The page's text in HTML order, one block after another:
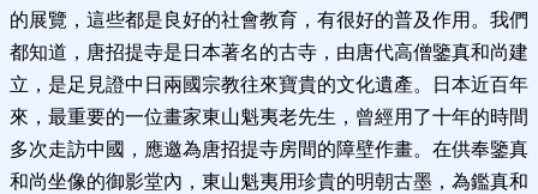
的展覽，這些都是良好的社會教育，有很好的普及作用。我們
都知道，唐招提寺是日本著名的古寺，由唐代高僧鑒真和尚建
立，是足見證中日兩國宗教往來寶貴的文化遺產。日本近百年
來，最重要的一位畫家東山魁夷老先生，曾經用了十年的時間
多次走訪中國，應邀為唐招提寺房間的障壁作畫。在供奉鑒真
和尚坐像的御影堂內，東山魁夷用珍貴的明朝古墨，為鑑真和